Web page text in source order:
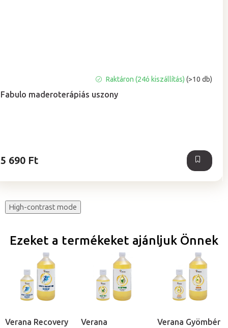
Fabulo maderoterápiás uszony
termék
átlagos
Raktáron (24ó kiszállítás)(>10 db)
5 690 Ft
High-contrast mode
Ezeket a termékeket ajánljuk Önnek
Verana Recovery
Verana
Verana Gyömbér